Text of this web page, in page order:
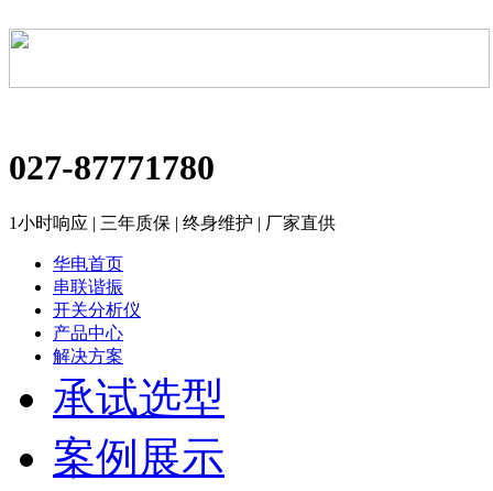
027-87771780
1小时响应 | 三年质保 | 终身维护 | 厂家直供
华电首页
串联谐振
开关分析仪
产品中心
解决方案
承试选型
案例展示